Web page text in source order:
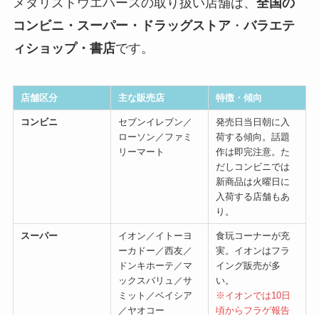
メダリストウエハースの取り扱い店舗は、 全国の
コンビニ・スーパー・ドラッグストア・バラエテ
ィショップ・書店です。
店舗区分 主な販売店 特徴・傾向
コンビニ
セブンイレブン／
ローソン／ファミ
リーマート
発売日当日朝に入
荷する傾向。話題
作は即完注意。た
だしコンビニでは
新商品は火曜日に
入荷する店舗もあ
り。
スーパー
イオン／イトーヨ
ーカドー／西友／
ドンキホーテ／マ
ックスバリュ／サ
ミット／ベイシア
／ヤオコー
食玩コーナーが充
実。イオンはフラ
イング販売が多
い。
※イオンでは10日
頃からフラゲ報告